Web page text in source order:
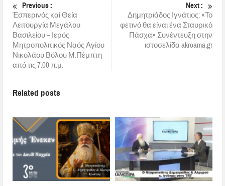
Previous :
Ἑσπερινός καί Θεία
Λειτουργία Μεγάλου
Βασιλείου – Ιερός
Μητροπολιτικός Ναός Αγίου
Νικολάου Βόλου Μ.Πέμπτη
από τις 7.00 π.μ.
Next :
Δημητριάδος Ιγνάτιος: «Το
φετινό θα είναι ένα Σταυρικό
Πάσχα» Συνέντευξη στην
ιστοσελίδα akroama.gr
Related posts